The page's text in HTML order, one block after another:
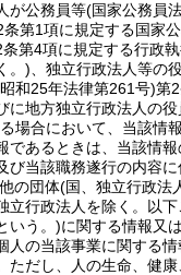
が公務員等(国家公務員
条第1項に規定する国家
第4項に規定する行政
。) 、独立行政法人等の
和25年法律第261号)第
に地方独立行政法人の
場合において、当該情
であるときは、当該情
び当該職務遂行の内容
の団体(国、独立行政法
立行政法人を除く。以
いう。)に関する情報又
人の当該事業に関する
ただし、人の生命、健